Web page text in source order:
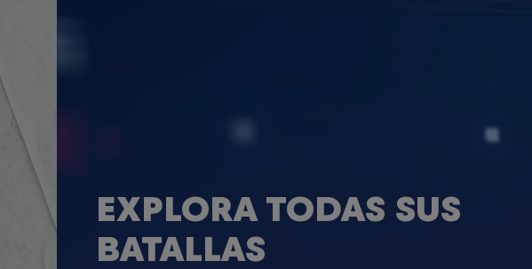
EXPLORA TODAS SUS
BATALLAS